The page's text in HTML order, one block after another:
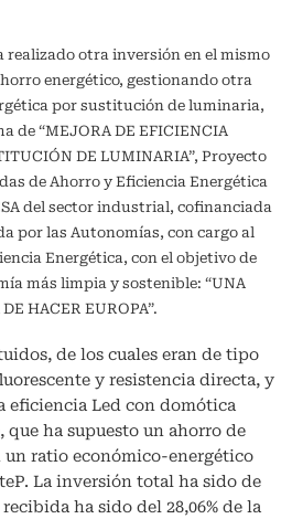
realizado otra inversión en el mismo
energético, gestionando otra
por sustitución de luminaria,
de “MEJORA DE EFICIENCIA
DE LUMINARIA”, Proyecto
de Ahorro y Eficiencia Energética
del sector industrial, cofinanciada
por las Autonomías, con cargo al
Energética, con el objetivo de
más limpia y sostenible: “UNA
HACER EUROPA”.
de los cuales eran de tipo
y resistencia directa, y
eficiencia Led con domótica
que ha supuesto un ahorro de
un ratio económico-energético
La inversión total ha sido de
recibida ha sido del 28,06% de la